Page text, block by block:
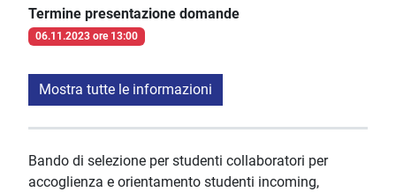
Termine presentazione domande
06.11.2023 ore 13:00
Mostra tutte le informazioni
Bando di selezione per studenti collaboratori per
accoglienza e orientamento studenti incoming,